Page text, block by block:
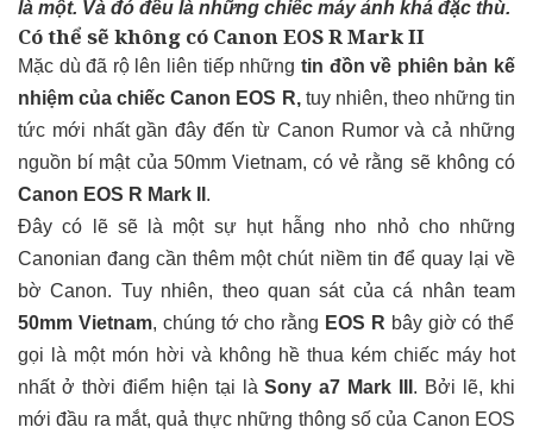
là một. Và đó đều là những chiếc máy ảnh khá đặc thù.
Có thể sẽ không có Canon EOS R Mark II
Mặc dù đã rộ lên liên tiếp những tin đồn về phiên bản kế
nhiệm của chiếc Canon EOS R,tuy nhiên, theo những tin
tức mới nhất gần đây đến từ Canon Rumor và cả những
nguồn bí mật của 50mm Vietnam, có vẻ rằng sẽ không có
Canon EOS R Mark II .
Đây có lẽ sẽ là một sự hụt hẫng nho nhỏ cho những
Canonian đang cần thêm một chút niềm tin để quay lại về
bờ Canon. Tuy nhiên, theo quan sát của cá nhân team
50mm Vietnam, chúng tớ cho rằng EOS R bây giờ có thể
gọi là một món hời và không hề thua kém chiếc máy hot
nhất ở thời điểm hiện tại làSony a7 Mark III . Bởi lẽ, khi
mới đầu ra mắt, quả thực những thông số của Canon EOS